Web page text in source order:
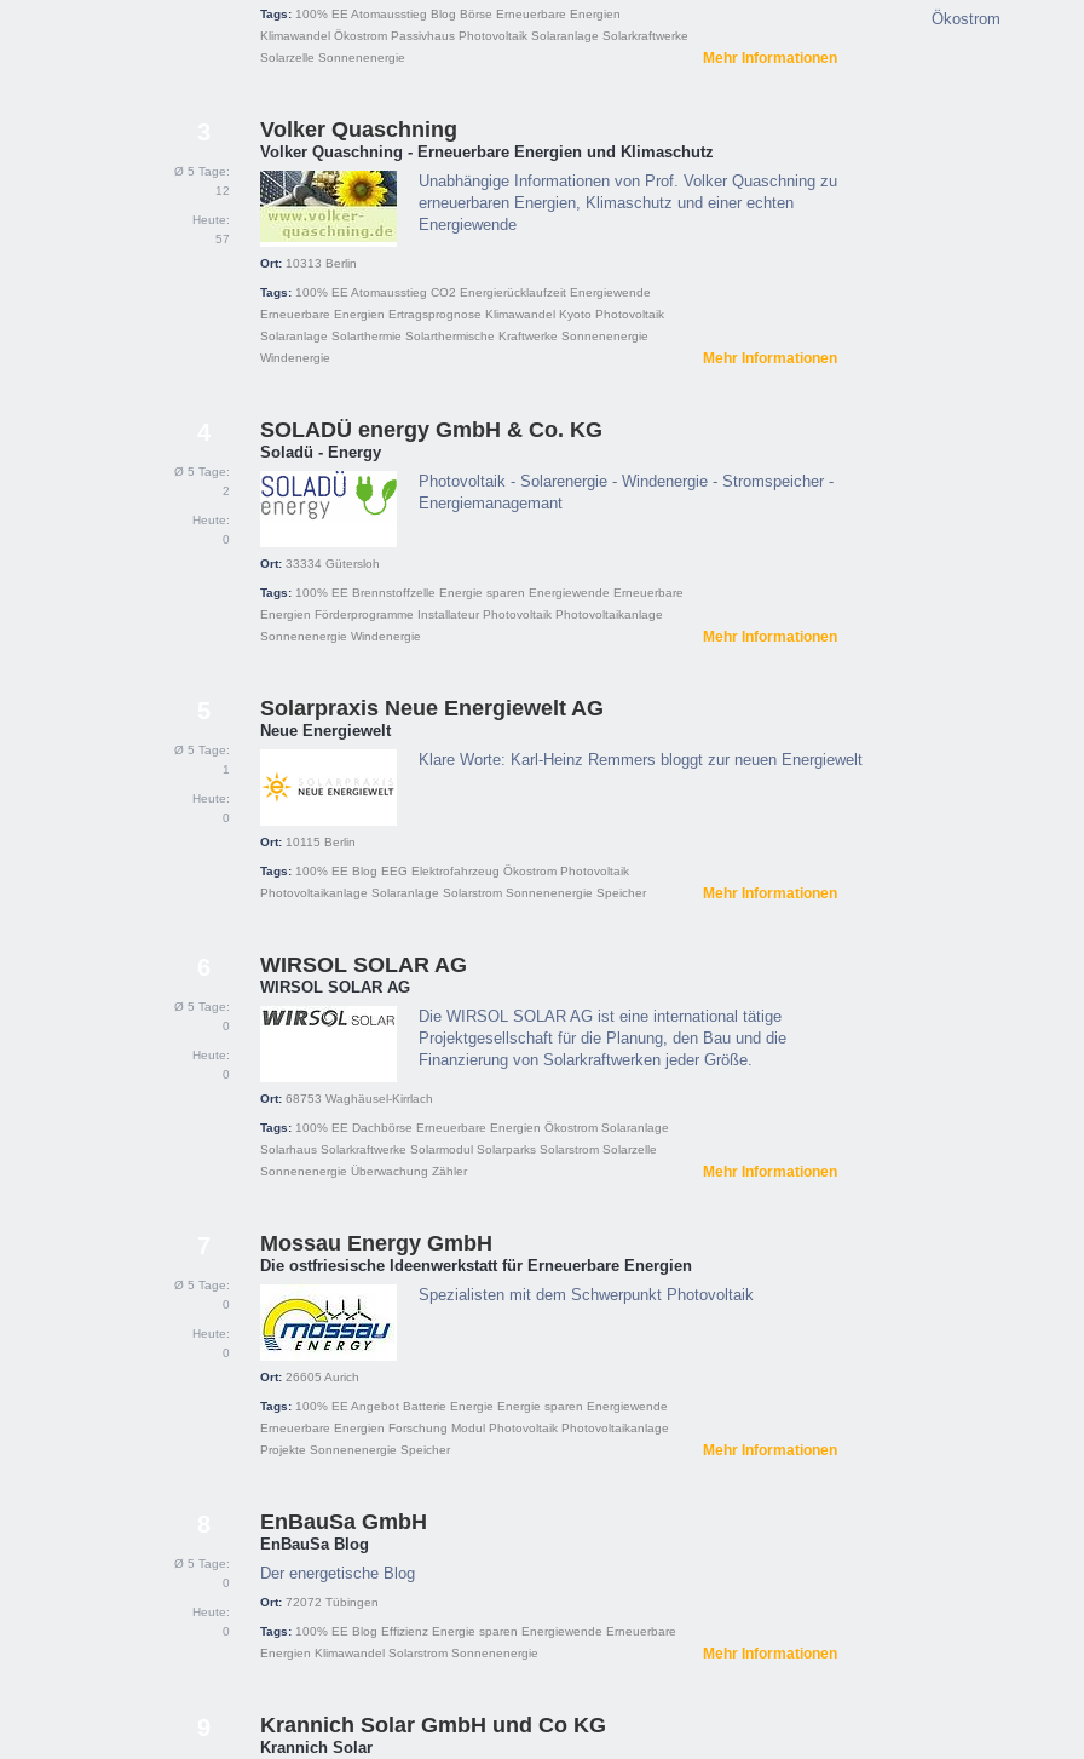
Tags: 100% EE Atomausstieg Blog Börse Erneuerbare Energien
Klimawandel Ökostrom Passivhaus Photovoltaik Solaranlage Solarkraftwerke
Solarzelle Sonnenenergie Mehr Informationen
Ø 5 Tage:
12
Heute:
57
Volker Quaschning
Volker Quaschning - Erneuerbare Energien und Klimaschutz
Unabhängige Informationen von Prof. Volker Quaschning zu
erneuerbaren Energien, Klimaschutz und einer echten
Energiewende
Ort: 10313 Berlin
Tags: 100% EE Atomausstieg CO2 Energierücklaufzeit Energiewende
Erneuerbare Energien Ertragsprognose Klimawandel Kyoto Photovoltaik
Solaranlage Solarthermie Solarthermische Kraftwerke Sonnenenergie
Windenergie
Mehr Informationen
Ø 5 Tage:
2
Heute:
0
SOLADÜ energy GmbH & Co. KG
Soladü - Energy
Photovoltaik - Solarenergie - Windenergie - Stromspeicher -
Energiemanagemant
Ort: 33334 Gütersloh
Tags: 100% EE Brennstoffzelle Energie sparen Energiewende Erneuerbare
Energien Förderprogramme Installateur Photovoltaik Photovoltaikanlage
Sonnenenergie Windenergie Mehr Informationen
Ø 5 Tage:
1
Heute:
0
Solarpraxis Neue Energiewelt AG
Neue Energiewelt
Klare Worte: Karl-Heinz Remmers bloggt zur neuen Energiewelt
Ort: 10115 Berlin
Tags: 100% EE Blog EEG Elektrofahrzeug Ökostrom Photovoltaik
Photovoltaikanlage Solaranlage Solarstrom Sonnenenergie Speicher Mehr Informationen
Ø 5 Tage:
0
Heute:
0
WIRSOL SOLAR AG
WIRSOL SOLAR AG
Die WIRSOL SOLAR AG ist eine international tätige
Projektgesellschaft für die Planung, den Bau und die
Finanzierung von Solarkraftwerken jeder Größe.
Ort: 68753 Waghäusel-Kirrlach
Tags: 100% EE Dachbörse Erneuerbare Energien Ökostrom Solaranlage
Solarhaus Solarkraftwerke Solarmodul Solarparks Solarstrom Solarzelle
Sonnenenergie Überwachung Zähler Mehr Informationen
Ø 5 Tage:
0
Heute:
0
Mossau Energy GmbH
Die ostfriesische Ideenwerkstatt für Erneuerbare Energien
Spezialisten mit dem Schwerpunkt Photovoltaik
Ort: 26605 Aurich
Tags: 100% EE Angebot Batterie Energie Energie sparen Energiewende
Erneuerbare Energien Forschung Modul Photovoltaik Photovoltaikanlage
Projekte Sonnenenergie Speicher Mehr Informationen
Ø 5 Tage:
0
Heute:
0
EnBauSa GmbH
EnBauSa Blog
Der energetische Blog
Ort: 72072 Tübingen
Tags: 100% EE Blog Effizienz Energie sparen Energiewende Erneuerbare
Energien Klimawandel Solarstrom Sonnenenergie Mehr Informationen
Krannich Solar GmbH und Co KG
Krannich Solar
Ökostrom